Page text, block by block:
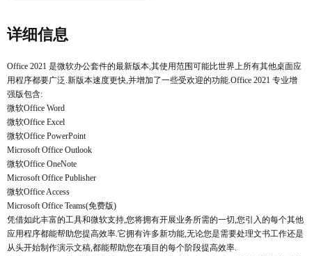
详细信息
Office 2021 是微软办公套件的最新版本,其使用范围可能比世界上所有其他桌面应
用程序都要广泛.新版本速度更快,并增加了一些受欢迎的功能.Office 2021 专业增
强版包含:
微软Office Word
微软Office Excel
微软Office PowerPoint
Microsoft Office Outlook
微软Office OneNote
Microsoft Office Publisher
微软Office Access
Microsoft Office Teams(免费版)
凭借如此丰富的工具和微软支持,您将拥有开展业务所需的一切,您引入的每个其他
应用程序都能帮助您提高效率.它拥有许多新功能,无论您是需要处理文书工作还是
从头开始制作演示文稿,都能帮助您在项目的每个阶段提高效率.